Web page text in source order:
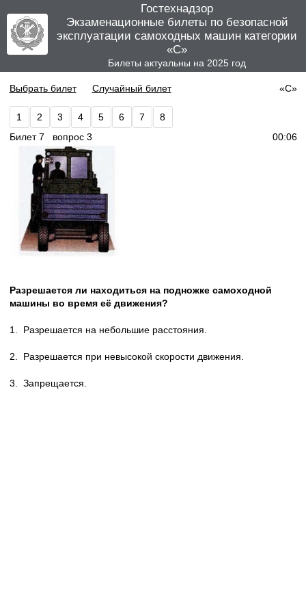
Гостехнадзор
Экзаменационные билеты по безопасной
эксплуатации самоходных машин категории
«C»
Билеты актуальны на 2025 год
Выбрать билет Случайный билет «C»
1 2 3 4 5 6 7
8
Билет 7 вопрос 3
00:06
Разрешается ли находиться на подножке самоходной
машины во время её движения?
1. Разрешается на небольшие расстояния.
2. Разрешается при невысокой скорости движения.
3. Запрещается.